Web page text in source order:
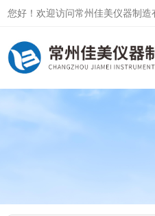
您好！欢迎访问常州佳美仪器制造